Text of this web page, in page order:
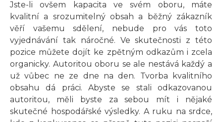
Jste-li ovšem kapacita ve svém oboru, máte
kvalitní a srozumitelný obsah a běžný zákazník
věří vašemu sdělení, nebude pro vás toto
vyjednávání tak náročné. Ve skutečnosti z této
pozice můžete dojít ke zpětným odkazům i zcela
organicky. Autoritou oboru se ale nestává každý a
už vůbec ne ze dne na den. Tvorba kvalitního
obsahu dá práci. Abyste se stali odkazovanou
autoritou, měli byste za sebou mít i nějaké
skutečné hospodářské výsledky. A ruku na srdce,